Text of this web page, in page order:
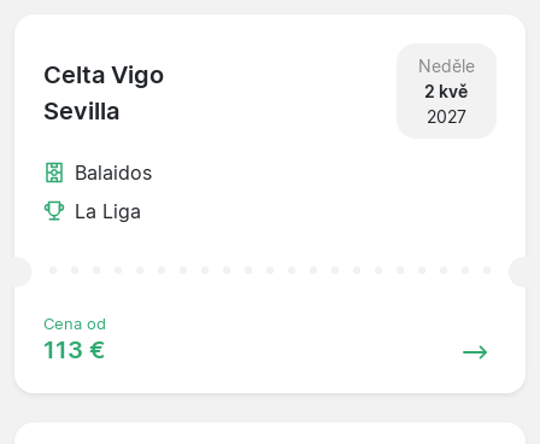
Celta Vigo
Sevilla
Neděle
2 kvě
2027
Balaidos
La Liga
Cena od
113 €